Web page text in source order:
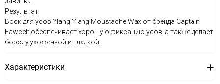
Результат:
Воск для усов Ylang Ylang Moustache Wax от бренда Captain
Fawcett обеспечивает хорошую фиксацию усов, а также делает
бороду ухоженной и гладкой.
Характеристики